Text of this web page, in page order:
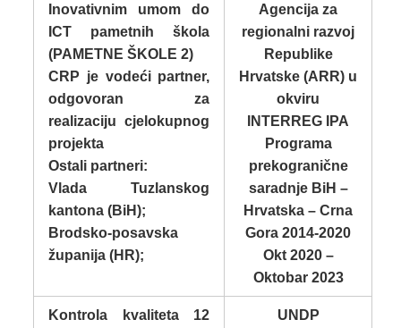
Inovativnim umom do
ICT pametnih škola
(PAMETNE ŠKOLE 2)
CRP je vodeći partner,
odgovoran za
realizaciju cjelokupnog
projekta
Ostali partneri:
Vlada Tuzlanskog
kantona (BiH);
Brodsko-posavska
županija (HR);
Agencija za
regionalni razvoj
Republike
Hrvatske (ARR) u
okviru
INTERREG IPA
Programa
prekogranične
saradnje BiH –
Hrvatska – Crna
Gora 2014-2020
Okt 2020 –
Oktobar 2023
Kontrola kvaliteta 12
UNDP